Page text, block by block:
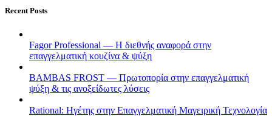
Recent Posts
Fagor Professional — Η διεθνής αναφορά στην
επαγγελματική κουζίνα & ψύξη
BAMBAS FROST — Πρωτοπορία στην επαγγελματική
ψύξη & τις ανοξείδωτες λύσεις
Rational: Ηγέτης στην Επαγγελματική Μαγειρική Τεχνολογία